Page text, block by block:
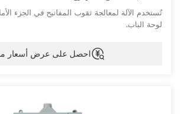
تُستخدم الآلة لمعالجة ثقوب المفاتيح في الجزء
لوحة الباب.
احصل على عرض أسعار